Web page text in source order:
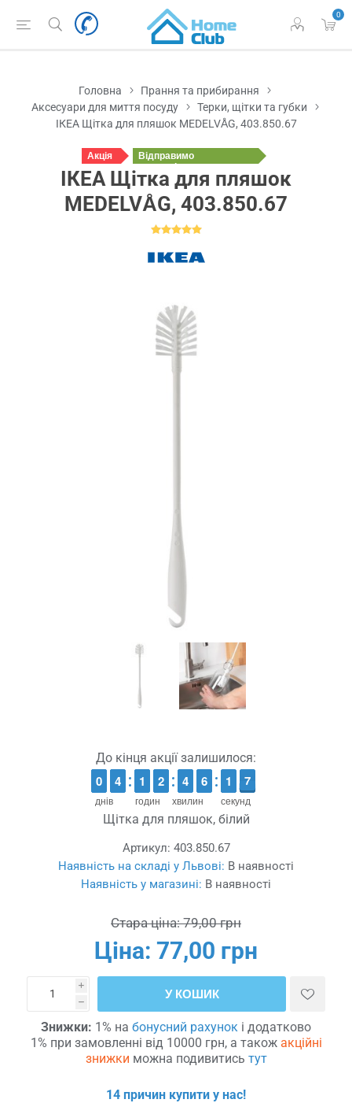
0
Головна
Прання та прибирання
Аксесуари для миття посуду
Терки, щітки та губки
ІКЕА Щітка для пляшок MEDELVÅG, 403.850.67
Акція
Відправимо
у понеділок
ІКЕА Щітка для пляшок
MEDELVÅG, 403.850.67
До кінця акції залишилося:
днів
9
9
0
0 3
3
4
4
годин
1
1
1
1 1
1
2
2
хвилин
3
3
4
4 5
5
6
6
секунд
2
1
1 6
6
5
Щітка для пляшок, білий
Артикул: 403.850.67
Наявність на складі у Львові: В наявності
Наявність у магазині: В наявності
Стара ціна: 79,00 грн
Ціна: 77,00 грн
i
h
У КОШИК
Знижки: 1% на бонусний рахунок і додатково
1% при замовленні від 10000 грн, а також акційні
знижки можна подивитись тут
14 причин купити у нас!